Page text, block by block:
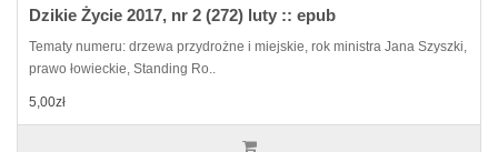
Dzikie Życie 2017, nr 2 (272) luty :: epub
Tematy numeru: drzewa przydrożne i miejskie, rok ministra Jana Szyszki,
prawo łowieckie, Standing Ro..
5,00zł